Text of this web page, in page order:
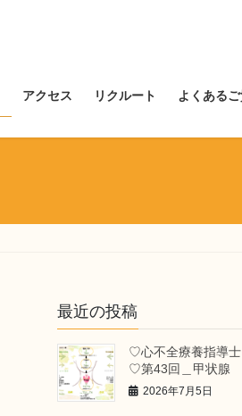
アクセス リクルート よくあるご
最近の投稿
♡心不全療養指導
♡第43回＿甲状腺
2026年7月5日